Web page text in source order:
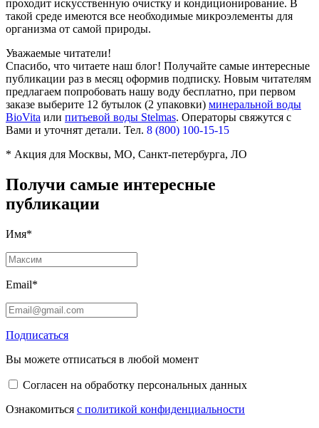
проходит искусственную очистку и кондиционирование. В
такой среде имеются все необходимые микроэлементы для
организма от самой природы.
Уважаемые читатели!
Спасибо, что читаете наш блог! Получайте самые интересные
публикации раз в месяц оформив подписку. Новым читателям
предлагаем попробовать нашу воду бесплатно, при первом
заказе выберите 12 бутылок (2 упаковки) минеральной воды
BioVita или питьевой воды Stelmas. Операторы свяжутся с
Вами и уточнят детали. Тел. 8 (800) 100-15-15
* Акция для Москвы, МО, Санкт-петербурга, ЛО
Получи самые интересные
публикации
Имя*
Email*
Подписаться
Вы можете отписаться в любой момент
Согласен на обработку персональных данных
Ознакомиться с политикой конфиденциальности